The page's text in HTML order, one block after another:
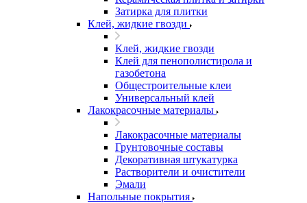
Затирка для плитки
Клей, жидкие гвозди
Клей, жидкие гвозди
Клей для пенополистирола и
газобетона
Общестроительные клеи
Универсальный клей
Лакокрасочные материалы
Лакокрасочные материалы
Грунтовочные составы
Декоративная штукатурка
Растворители и очистители
Эмали
Напольные покрытия